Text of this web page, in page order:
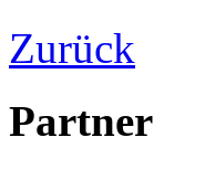
Zurück
Partner